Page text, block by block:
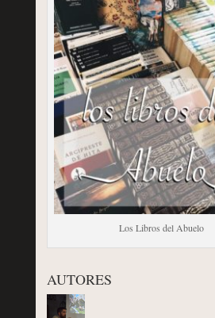
Los Libros del Abuelo
AUTORES